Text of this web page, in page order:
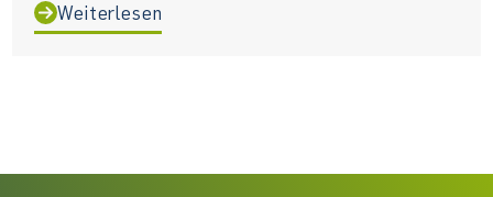
Weiterlesen